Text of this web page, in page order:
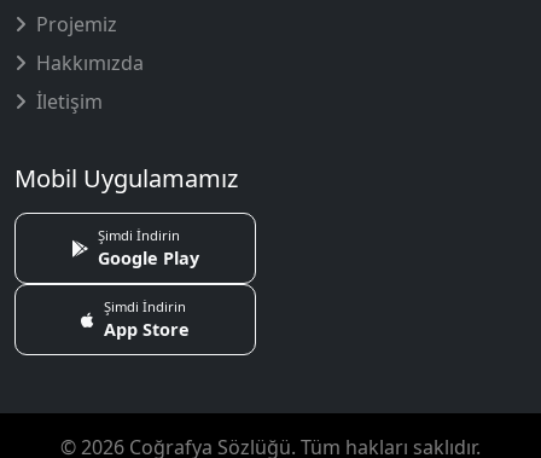
Projemiz
Hakkımızda
İletişim
Mobil Uygulamamız
Şimdi İndirin
Google Play
Şimdi İndirin
App Store
© 2026 Coğrafya Sözlüğü. Tüm hakları saklıdır.